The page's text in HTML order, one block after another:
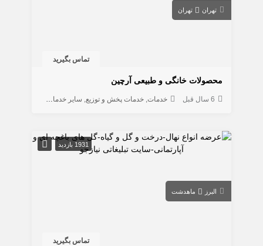
تهران تهران
تماس بگیرید
محصولات خانگی و طبیعی آرچین
6 سال قبل خدمات خدمات پخش و توزیع سایر خدمات
1931 بازدید
البرز ماهدشت
تماس بگیرید